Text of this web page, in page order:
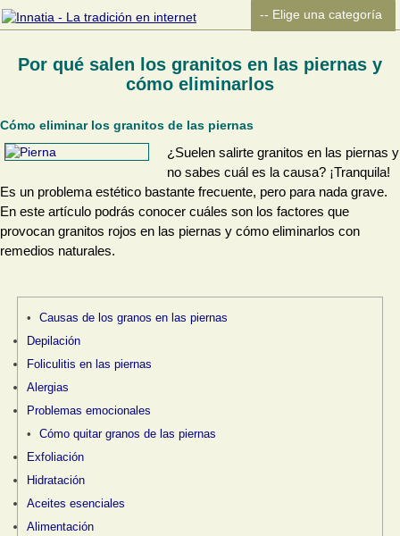
Por qué salen los granitos en las piernas y
cómo eliminarlos
Cómo eliminar los granitos de las piernas
¿Suelen salirte granitos en las piernas y
no sabes cuál es la causa? ¡Tranquila!
Es un problema estético bastante frecuente, pero para nada grave.
En este artículo podrás conocer cuáles son los factores que
provocan granitos rojos en las piernas y cómo eliminarlos con
remedios naturales.
Causas de los granos en las piernas
Depilación
Foliculitis en las piernas
Alergias
Problemas emocionales
Cómo quitar granos de las piernas
Exfoliación
Hidratación
Aceites esenciales
Alimentación